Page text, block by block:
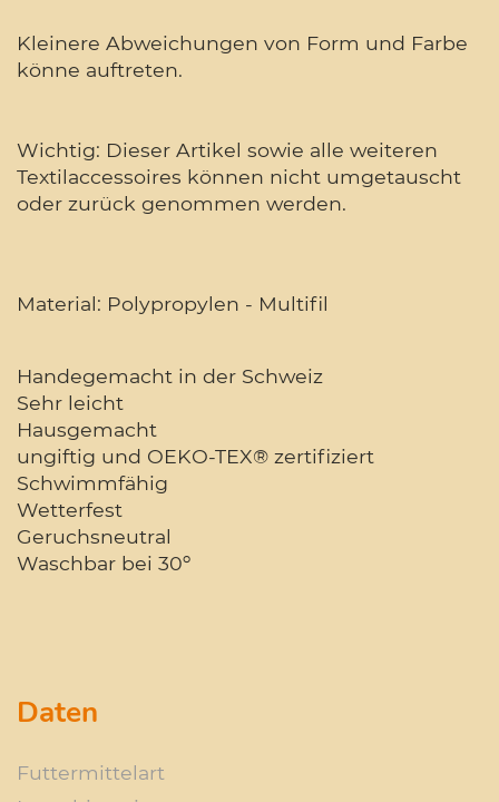
Kleinere Abweichungen von Form und Farbe
könne auftreten.
Wichtig: Dieser Artikel sowie alle weiteren
Textilaccessoires können nicht umgetauscht
oder zurück genommen werden.
Material: Polypropylen - Multifil
Handegemacht in der Schweiz
Sehr leicht
Hausgemacht
ungiftig und OEKO-TEX® zertifiziert
Schwimmfähig
Wetterfest
Geruchsneutral
Waschbar bei 30º
Daten
Futtermittelart